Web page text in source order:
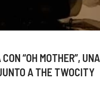
“OH MOTHER”, UNA
A THE TWOCITY